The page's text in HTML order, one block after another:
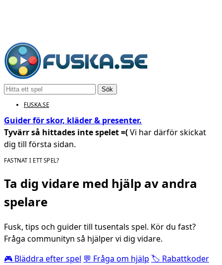
Sök
FUSKA.SE
Guider för skor, kläder & presenter.
Tyvärr så hittades inte spelet =(Vi har därför skickat
dig till första sidan.
FASTNAT I ETT SPEL?
Ta dig vidare med hjälp av andra
spelare
Fusk, tips och guider till tusentals spel. Kör du fast?
Fråga communityn så hjälper vi dig vidare.
🎮 Bläddra efter spel 💬 Fråga om hjälp 🏷️ Rabattkoder